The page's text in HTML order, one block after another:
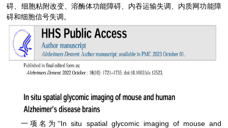
碍、细胞粘附改变、溶酶体功能障碍、内吞运输失调、内质网功能障
碍和细胞信号失调。
一项名为“In situ spatial glycomic imaging of mouse and